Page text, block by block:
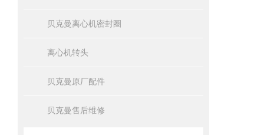
贝克曼离心机密封圈
离心机转头
贝克曼原厂配件
贝克曼售后维修